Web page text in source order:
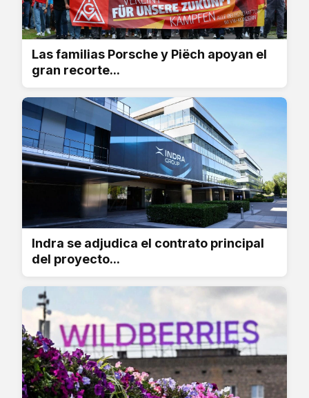
Las familias Porsche y Piëch apoyan el
gran recorte...
Indra se adjudica el contrato principal
del proyecto...